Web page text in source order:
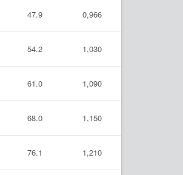
47.9 0,966
54.2 1,030
61.0 1,090
68.0 1,150
76.1 1,210